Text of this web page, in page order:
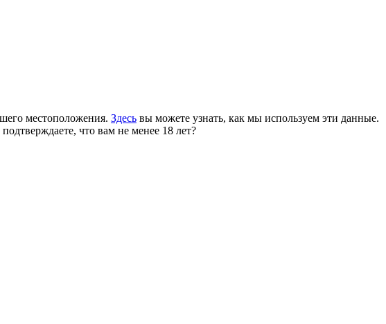
местоположения. Здесь вы можете узнать, как мы используем эти данные.
что вам не менее 18 лет?